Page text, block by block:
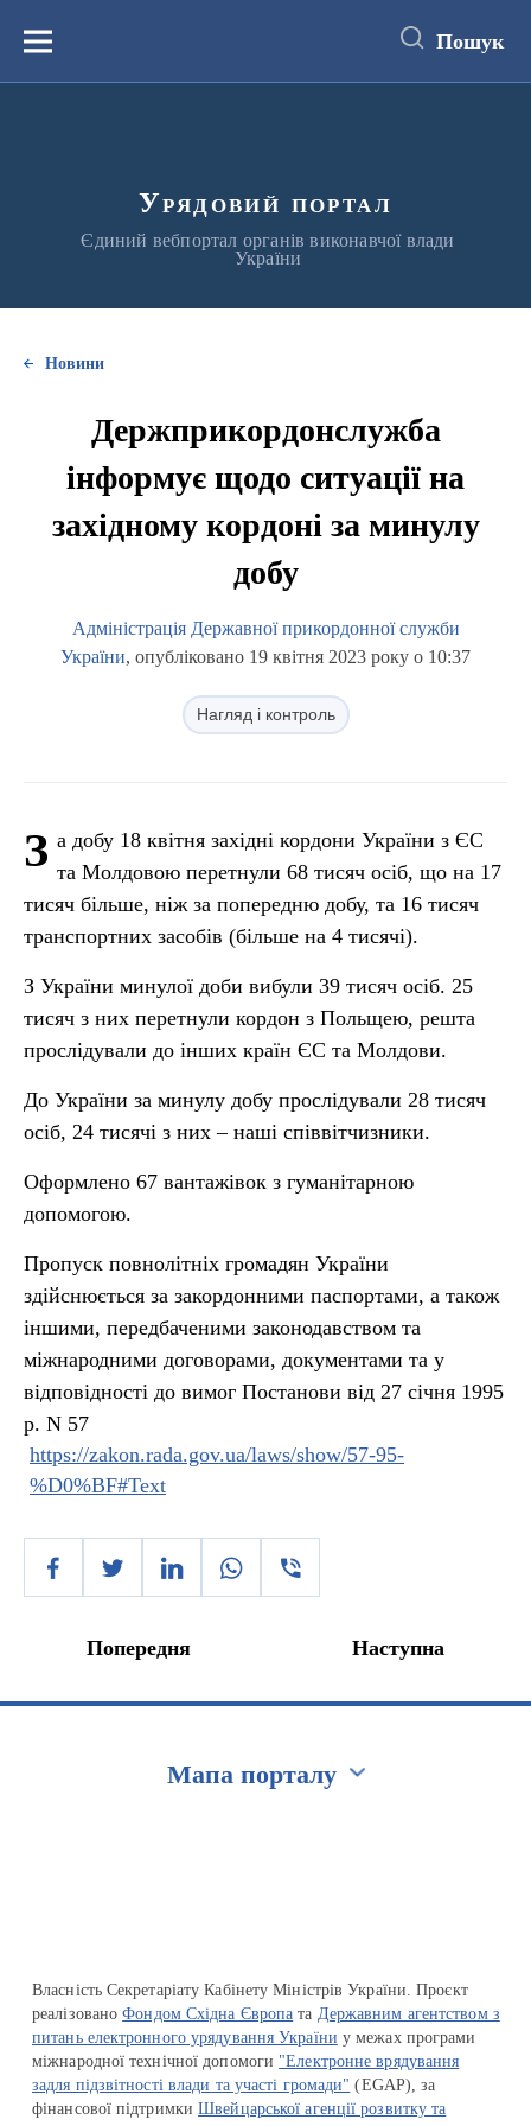
вмістуМеню Пошук
Урядовий портал
Єдиний вебпортал органів виконавчої влади
України
Новини
Держприкордонслужба
інформує щодо ситуації на
західному кордоні за минулу
добу
Адміністрація Державної прикордонної служби
України, опубліковано 19 квітня 2023 року о 10:37
Нагляд і контроль
З а добу 18 квітня західні кордони України з ЄС
та Молдовою перетнули 68 тисяч осіб, що на 17
тисяч більше, ніж за попередню добу, та 16 тисяч
транспортних засобів (більше на 4 тисячі).
З України минулої доби вибули 39 тисяч осіб. 25
тисяч з них перетнули кордон з Польщею, решта
прослідували до інших країн ЄС та Молдови.
До України за минулу добу прослідували 28 тисяч
осіб, 24 тисячі з них – наші співвітчизники.
Оформлено 67 вантажівок з гуманітарною
допомогою.
Пропуск повнолітніх громадян України
здійснюється за закордонними паспортами, а також
іншими, передбаченими законодавством та
міжнародними договорами, документами та у
відповідності до вимог Постанови від 27 січня 1995
р. N 57
https://zakon.rada.gov.ua/laws/show/57-95-
%D0%BF#Text
Попередня Наступна
Мапа порталу
Власність Секретаріату Кабінету Міністрів України. Проєкт
реалізованоФондом Східна Європа та Державним агентством з
питань електронного урядування України у межах програми
міжнародної технічної допомоги "Електронне врядування
задля підзвітності влади та участі громади" (EGAP), за
фінансової підтримкиШвейцарської агенції розвитку та